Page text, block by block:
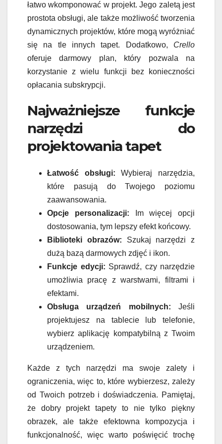
łatwo wkomponować w projekt. Jego zaletą jest
prostota obsługi, ale także możliwość tworzenia
dynamicznych projektów, które mogą wyróżniać
się na tle innych tapet. Dodatkowo, Crello
oferuje darmowy plan, który pozwala na
korzystanie z wielu funkcji bez konieczności
opłacania subskrypcji.
Najważniejsze funkcje
narzędzi do
projektowania tapet
Łatwość obsługi: Wybieraj narzędzia,
które pasują do Twojego poziomu
zaawansowania.
Opcje personalizacji: Im więcej opcji
dostosowania, tym lepszy efekt końcowy.
Biblioteki obrazów: Szukaj narzędzi z
dużą bazą darmowych zdjęć i ikon.
Funkcje edycji: Sprawdź, czy narzędzie
umożliwia pracę z warstwami, filtrami i
efektami.
Obsługa urządzeń mobilnych: Jeśli
projektujesz na tablecie lub telefonie,
wybierz aplikację kompatybilną z Twoim
urządzeniem.
Każde z tych narzędzi ma swoje zalety i
ograniczenia, więc to, które wybierzesz, zależy
od Twoich potrzeb i doświadczenia. Pamiętaj,
że dobry projekt tapety to nie tylko piękny
obrazek, ale także efektowna kompozycja i
funkcjonalność, więc warto poświęcić trochę